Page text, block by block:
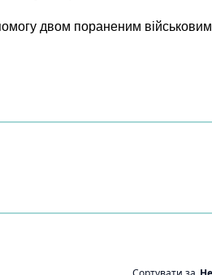
двом пораненим військовим